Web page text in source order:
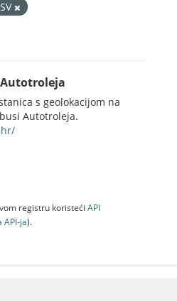
s geolokacijom na
Autotroleja.
registru koristeći API
API-jа).